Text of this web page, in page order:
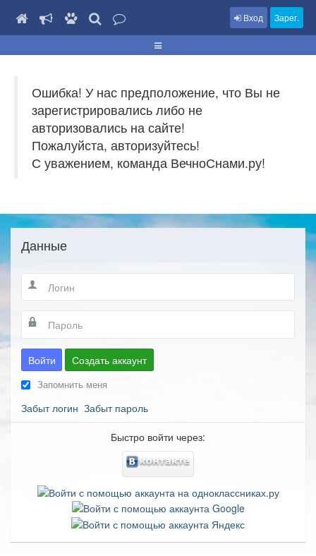
Вход Зарег.
Ошибка! У нас предположение, что Вы не
зарегистрировались либо не
авторизовались на сайте!
Пожалуйста, авторизуйтесь!
С уважением, команда ВечноСнами.ру!
Данные
Войти Создать аккаунт
Запомнить меня
Забыт логин Забыт пароль
Быстро войти через: